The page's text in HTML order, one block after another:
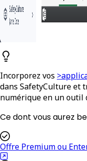
Incorporez vos
dans SafetyCulture et
numérique en un outil
Ce dont vous aurez
Offre Premium ou